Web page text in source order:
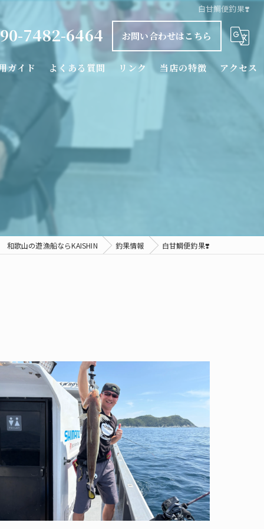
白甘鯛便釣果❣️
7482-6464 お問い合わせはこちら
ガイド よくある質問 リンク 当店の特徴 アクセス
和歌山の遊漁船ならKAISHIN 釣果情報 白甘鯛便釣果❣️